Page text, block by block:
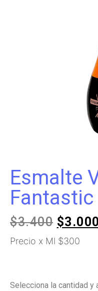
Esmalte
Fantastic
$3.400 $3.000
Precio x Ml $300
Selecciona la cantidad y